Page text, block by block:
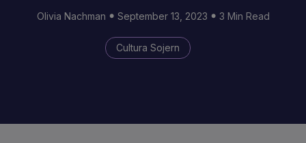
Olivia Nachman September 13, 2023 3 Min Read
Cultura Sojern